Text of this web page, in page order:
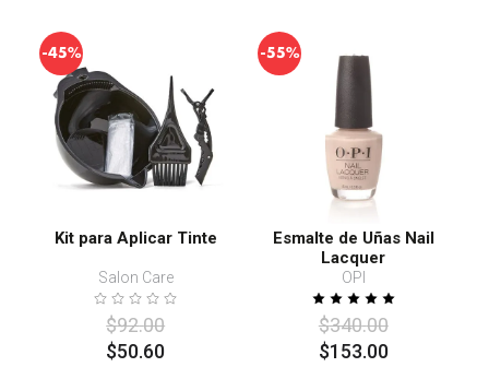
-45%
Kit para Aplicar Tinte
Salon Care
$92.00
$50.60
-55%
Esmalte de Uñas Nail
Lacquer
OPI
$340.00
$153.00